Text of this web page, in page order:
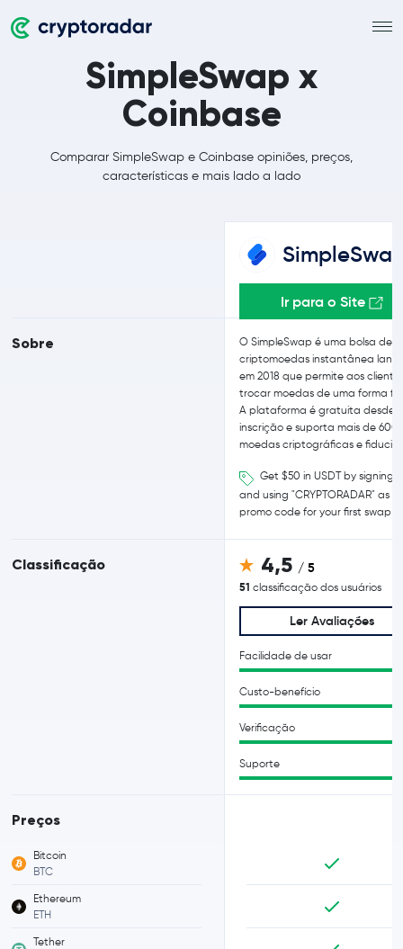
SimpleSwap x
Coinbase
Comparar SimpleSwap e Coinbase opiniões, preços,
características e mais lado a lado
Sobre
Classificação
Preços
Bitcoin
BTC
Ethereum
ETH
Tether
Ir para o Site
O SimpleSwap é uma bolsa de
criptomoedas instantânea
em 2018 que permite aos
trocar moedas de uma forma
A plataforma é gratuita desde
inscrição e suporta mais de 600
moedas criptográficas e
Get $50 in USDT by signing
and using "CRYPTORADAR" as
promo code for your first swap
4,5 / 5
51classificação dos usuários
Ler Avaliações
Facilidade de usar
Custo-benefício
Verificação
Suporte